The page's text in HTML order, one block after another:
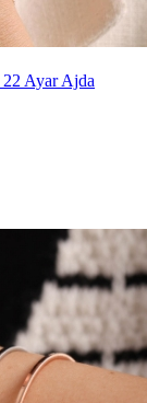
22 Ayar Ajda